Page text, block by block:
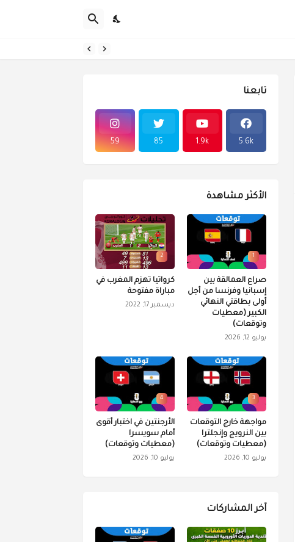
تابعنا
5.6k
1.9k
85
59
الأكثر مشاهدة
1
صراع العمالقة بين
إسبانيا وفرنسا من أجل
أولى بطاقتي النهائي
الكبير (معطيات
وتوقعات)
يوليو 12, 2026
2
كرواتيا تهزم المغرب في
مباراة مفتوحة
ديسمبر 17, 2022
3
مواجهة خارج التوقعات
بين النرويج وإنجلترا
(معطيات وتوقعات)
يوليو 10, 2026
4
الأرجنتين في اختبار أقوى
أمام سويسرا
(معطيات وتوقعات)
يوليو 10, 2026
آخر المشاركات